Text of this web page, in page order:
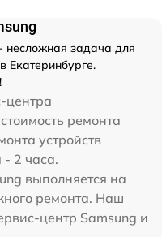
несложная задача для
Екатеринбурге.
центра
ремонта
устройств
- 2 часа.
выполняется на
ремонта. Наш
центр Samsung и